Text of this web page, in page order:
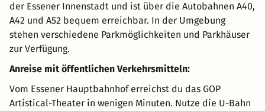
der Essener Innenstadt und ist über die Autobahnen A40,
A42 und A52 bequem erreichbar. In der Umgebung
stehen verschiedene Parkmöglichkeiten und Parkhäuser
zur Verfügung.
Anreise mit öffentlichen Verkehrsmitteln:
Vom Essener Hauptbahnhof erreichst du das GOP
Artistical-Theater in wenigen Minuten. Nutze die U-Bahn